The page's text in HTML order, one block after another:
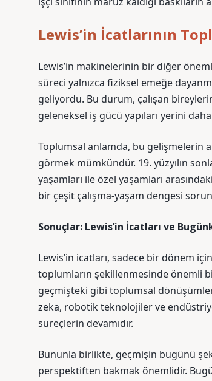
Lewis’in İcatlarının
Lewis’in makinelerinin bir diğer
süreci yalnızca fiziksel emeğe
geliyordu. Bu durum, çalışan
geleneksel iş gücü yapıları yerini
Toplumsal anlamda, bu gelişmelerin
görmek mümkündür. 19. yüzyılın
yaşamları ile özel yaşamları
bir çeşit çalışma-yaşam dengesi
Sonuçlar: Lewis’in İcatları ve
Lewis’in icatları, sadece bir dönem
toplumların şekillenmesinde önemli
geçmişteki gibi toplumsal
zeka, robotik teknolojiler ve
süreçlerin devamıdır.
Bununla birlikte, geçmişin bugünü
perspektiften bakmak önemlidir.